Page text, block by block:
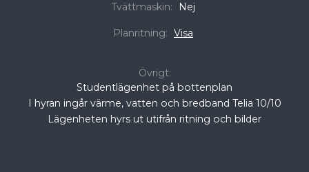
Tvättmaskin: Nej
Planritning: Visa
Övrigt:
Studentlägenhet på bottenplan
I hyran ingår värme, vatten och bredband Telia 10/10
Lägenheten hyrs ut utifrån ritning och bilder